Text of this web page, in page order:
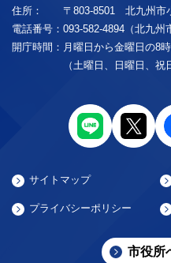
住所：
〒803-8501 北九州市
電話番号： 093-582-4894（北九州
開庁時間： 月曜日から金曜日の8
（土曜日、日曜日、祝
サイトマップ
プライバシーポリシー
市役所